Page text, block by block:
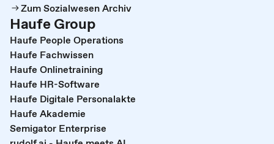
Zum Sozialwesen Archiv
Haufe Group
Haufe People Operations
Haufe Fachwissen
Haufe Onlinetraining
Haufe HR-Software
Haufe Digitale Personalakte
Haufe Akademie
Semigator Enterprise